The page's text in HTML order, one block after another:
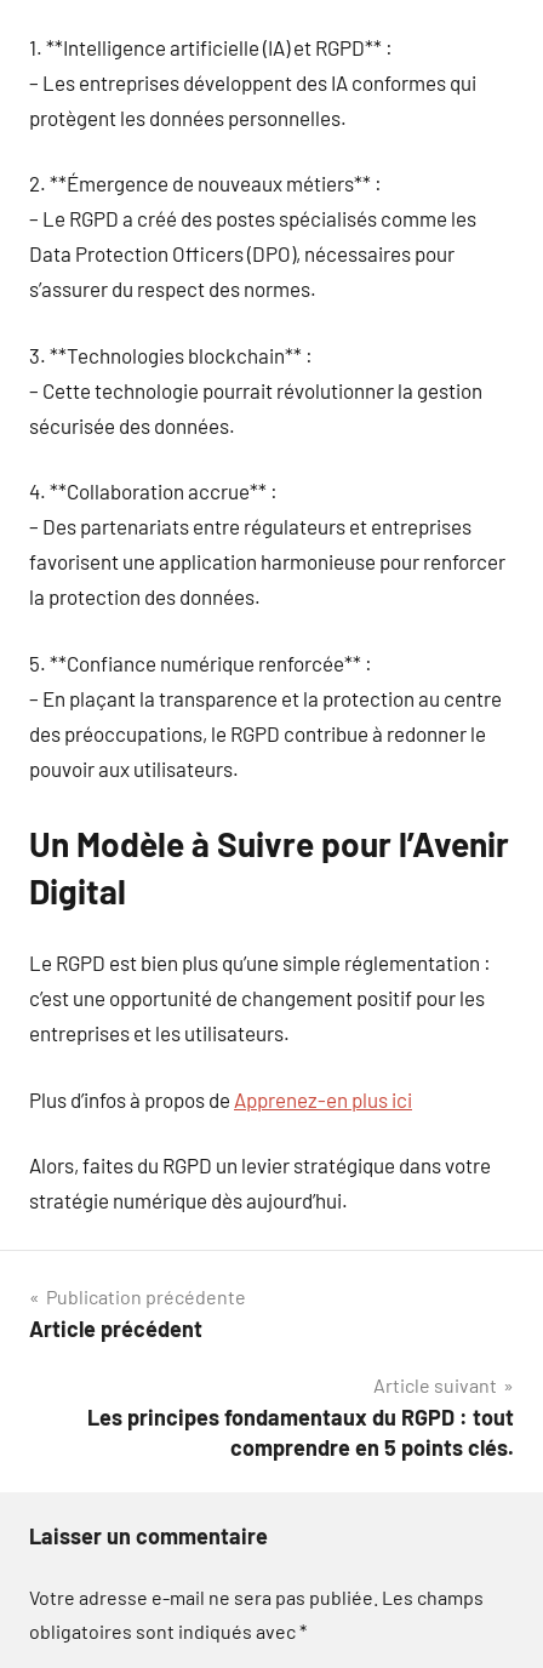
1. **Intelligence artificielle (IA) et RGPD** :
– Les entreprises développent des IA conformes qui
protègent les données personnelles.
2. **Émergence de nouveaux métiers** :
– Le RGPD a créé des postes spécialisés comme les
Data Protection Officers (DPO), nécessaires pour
s’assurer du respect des normes.
3. **Technologies blockchain** :
– Cette technologie pourrait révolutionner la gestion
sécurisée des données.
4. **Collaboration accrue** :
– Des partenariats entre régulateurs et entreprises
favorisent une application harmonieuse pour renforcer
la protection des données.
5. **Confiance numérique renforcée** :
– En plaçant la transparence et la protection au centre
des préoccupations, le RGPD contribue à redonner le
pouvoir aux utilisateurs.
Un Modèle à Suivre pour l’Avenir
Digital
Le RGPD est bien plus qu’une simple réglementation :
c’est une opportunité de changement positif pour les
entreprises et les utilisateurs.
Plus d’infos à propos de Apprenez-en plus ici
Alors, faites du RGPD un levier stratégique dans votre
stratégie numérique dès aujourd’hui.
Navigation
de
Publication précédente
Article précédent
Article suivant
Les principes fondamentaux du RGPD : tout
comprendre en 5 points clés.
Laisser un commentaire
Votre adresse e-mail ne sera pas publiée. Les champs
obligatoires sont indiqués avec*